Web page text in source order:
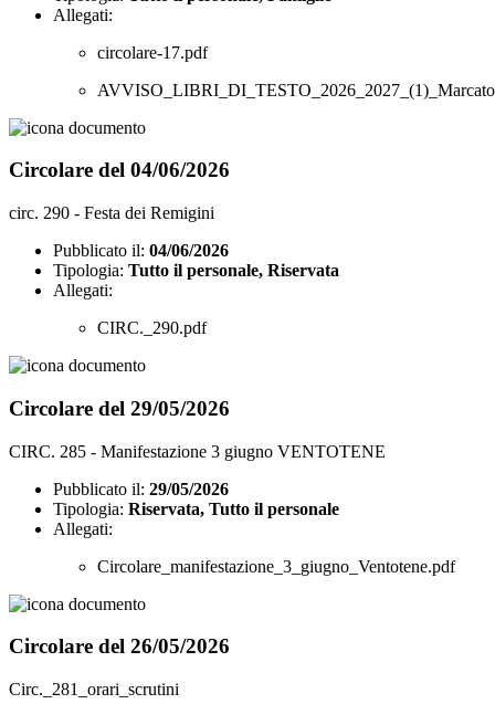
Allegati:
circolare-17.pdf
Circolare del 04/06/2026
circ. 290 - Festa dei Remigini
Pubblicato il: 04/06/2026
Tipologia: Tutto il personale, Riservata
Allegati:
CIRC._290.pdf
Circolare del 29/05/2026
CIRC. 285 - Manifestazione 3 giugno VENTOTENE
Pubblicato il: 29/05/2026
Tipologia: Riservata, Tutto il personale
Allegati:
Circolare_manifestazione_3_giugno_Ventotene.pdf
Circolare del 26/05/2026
Circ._281_orari_scrutini